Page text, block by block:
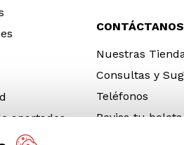
apartados
CONTÁCTANOS
Nuestras
Consultas y
Teléfonos
Revisa tu boleta